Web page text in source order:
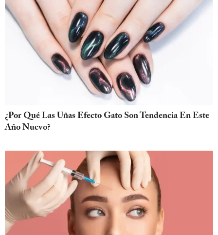
¿Por Qué Las Uñas Efecto Gato Son Tendencia En Este
Año Nuevo?